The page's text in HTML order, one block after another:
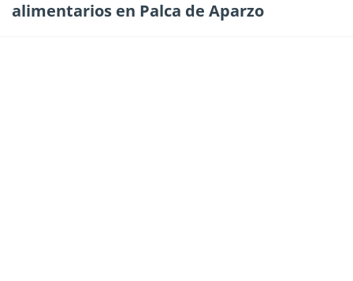
alimentarios en Palca de Aparzo